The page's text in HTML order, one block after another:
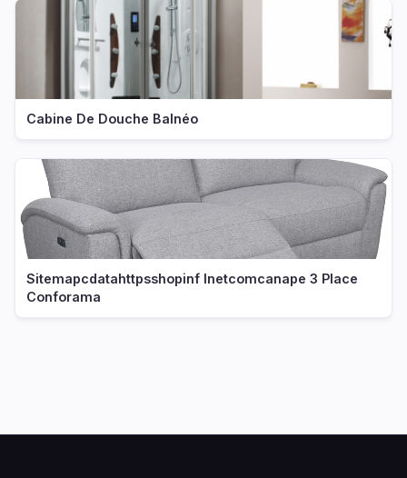
Cabine De Douche Balnéo
Sitemapcdatahttpsshopinf Inetcomcanape 3 Place
Conforama